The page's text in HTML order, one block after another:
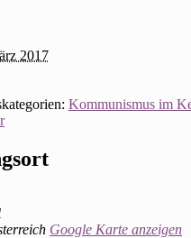
2017
Kommunismus im
Google Karte anzeigen